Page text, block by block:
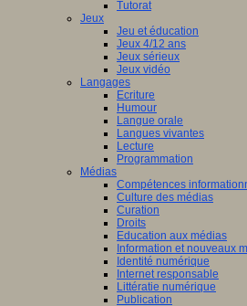
Tutorat
Jeux
Jeu et éducation
Jeux 4/12 ans
Jeux sérieux
Jeux vidéo
Langages
Ecriture
Humour
Langue orale
Langues vivantes
Lecture
Programmation
Médias
Compétences
Culture des médias
Curation
Droits
Education aux médias
Information et nouveaux
Identité numérique
Internet responsable
Littératie numérique
Publication